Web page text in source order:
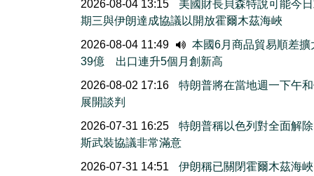
2026-08-04 13:15
美國財長貝森特說可能今
期三與伊朗達成協議以開放霍爾木茲海峽
2026-08-04 11:49
本國6月商品貿易順差擴
39億 出口連升5個月創新高
2026-08-02 17:16
特朗普將在當地週一下午
展開談判
2026-07-31 16:25
特朗普稱以色列對全面解
斯武裝協議非常滿意
2026-07-31 14:51
伊朗稱已關閉霍爾木茲海